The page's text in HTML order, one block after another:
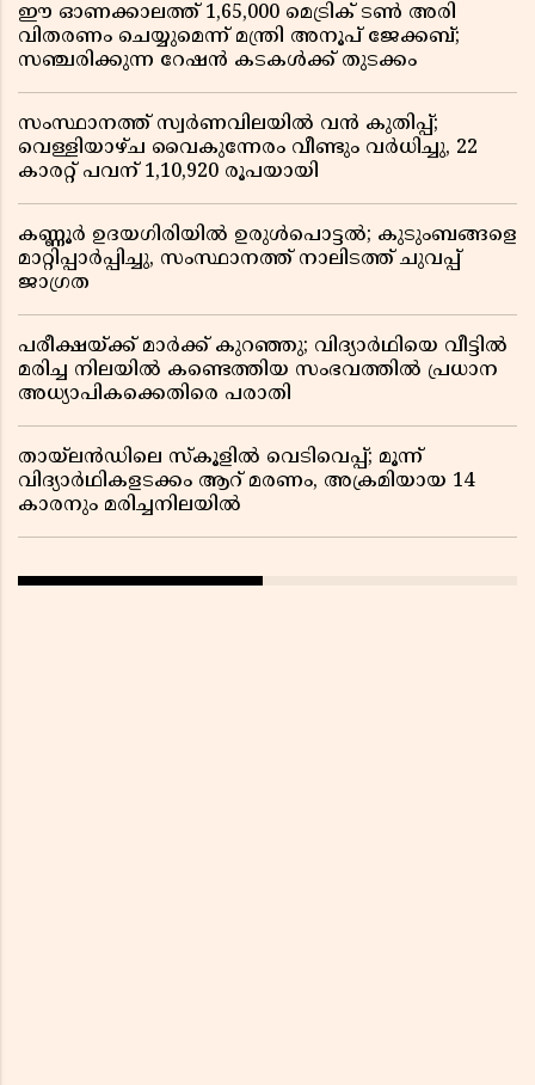
ഈ ഓണക്കാലത്ത് 1,65,000 മെട്രിക് ടൺ അരി
വിതരണം ചെയ്യുമെന്ന് മന്ത്രി അനൂപ് ജേക്കബ്;
സഞ്ചരിക്കുന്ന റേഷൻ കടകൾക്ക് തുടക്കം
സംസ്ഥാനത്ത് സ്വർണവിലയിൽ വൻ കുതിപ്പ്;
വെള്ളിയാഴ്ച വൈകുന്നേരം വീണ്ടും വർധിച്ചു, 22
കാരറ്റ് പവന് 1,10,920 രൂപയായി
കണ്ണൂർ ഉദയഗിരിയിൽ ഉരുൾപൊട്ടൽ; കുടുംബങ്ങളെ
മാറ്റിപ്പാർപ്പിച്ചു, സംസ്ഥാനത്ത് നാലിടത്ത് ചുവപ്പ്
ജാഗ്രത
പരീക്ഷയ്ക്ക് മാർക്ക് കുറഞ്ഞു; വിദ്യാർഥിയെ വീട്ടിൽ
മരിച്ച നിലയിൽ കണ്ടെത്തിയ സംഭവത്തിൽ പ്രധാന
അധ്യാപികക്കെതിരെ പരാതി
തായ്‌ലൻഡിലെ സ്‌കൂളിൽ വെടിവെപ്പ്; മൂന്ന്
വിദ്യാർഥികളടക്കം ആറ് മരണം, അക്രമിയായ 14
കാരനും മരിച്ചനിലയിൽ